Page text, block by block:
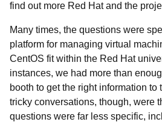
find out more Red Hat and the
Many times, the questions were
platform for managing virtual
CentOS fit within the Red Hat
instances, we had more than
booth to get the right information to
tricky conversations, though, were
questions were far less specific,